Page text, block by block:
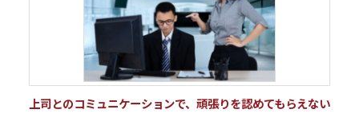
上司とのコミュニケーションで、頑張りを認めてもらえない